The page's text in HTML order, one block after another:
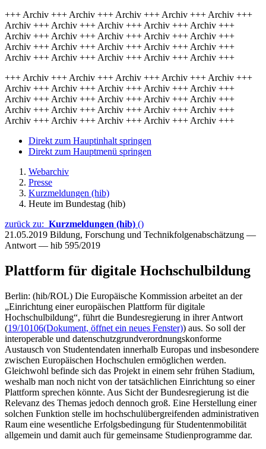
+++ Archiv +++ Archiv +++ Archiv +++ Archiv +++ Archiv +++
Archiv +++ Archiv +++ Archiv +++ Archiv +++ Archiv +++
Archiv +++ Archiv +++ Archiv +++ Archiv +++ Archiv +++
Archiv +++ Archiv +++ Archiv +++ Archiv +++ Archiv +++
Archiv +++ Archiv +++ Archiv +++ Archiv +++ Archiv +++
+++ Archiv +++ Archiv +++ Archiv +++ Archiv +++ Archiv +++
Archiv +++ Archiv +++ Archiv +++ Archiv +++ Archiv +++
Archiv +++ Archiv +++ Archiv +++ Archiv +++ Archiv +++
Archiv +++ Archiv +++ Archiv +++ Archiv +++ Archiv +++
Archiv +++ Archiv +++ Archiv +++ Archiv +++ Archiv +++
Direkt zum Hauptinhalt springen
Direkt zum Hauptmenü springen
Webarchiv
Presse
Kurzmeldungen (hib)
Heute im Bundestag (hib)
zurück zu: Kurzmeldungen (hib) ()
21.05.2019 Bildung, Forschung und Technikfolgenabschätzung —
Antwort — hib 595/2019
Plattform für digitale Hochschulbildung
Berlin: (hib/ROL) Die Europäische Kommission arbeitet an der
„Einrichtung einer europäischen Plattform für digitale
Hochschulbildung“, führt die Bundesregierung in ihrer Antwort
(19/10106(Dokument, öffnet ein neues Fenster)) aus. So soll der
interoperable und datenschutzgrundverordnungskonforme
Austausch von Studentendaten innerhalb Europas und insbesondere
zwischen Europäischen Hochschulen ermöglichen werden.
Gleichwohl befinde sich das Projekt in einem sehr frühen Stadium,
weshalb man noch nicht von der tatsächlichen Einrichtung so einer
Plattform sprechen könnte. Aus Sicht der Bundesregierung ist die
Relevanz des Themas jedoch dennoch groß. Eine Herstellung einer
solchen Funktion stelle im hochschulübergreifenden administrativen
Raum eine wesentliche Erfolgsbedingung für Studentenmobilität
allgemein und damit auch für gemeinsame Studienprogramme dar.